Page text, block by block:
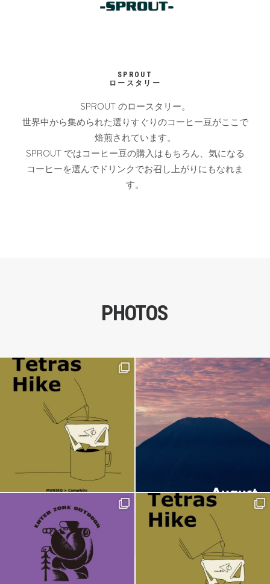
SPROUT
ロースタリー
SPROUT のロースタリー。
世界中から集められた選りすぐりのコーヒー豆がここで
焙煎されています。
SPROUT ではコーヒー豆の購入はもちろん、気になる
コーヒーを選んでドリンクでお召し上がりにもなれま
す。
PHOTOS